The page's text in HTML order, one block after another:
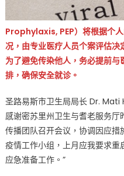
Prophylaxis, PEP）将根据个
况，由专业医疗人员个案评估决
为了避免传染他人，务必提前
排，确保安全就诊。
圣路易斯市卫生局局长 Dr.
感谢密苏里州卫生与耆老服务
传播团队召开会议，协调因应
疫情工作小组，上月应我要求
应急准备工作。”